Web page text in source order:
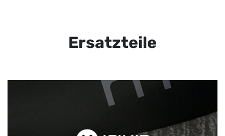
Ersatzteile